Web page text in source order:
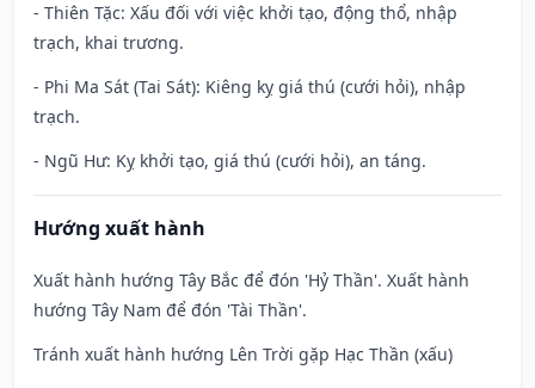
- Thiên Tặc: Xấu đối với việc khởi tạo, động thổ, nhập
trạch, khai trương.
- Phi Ma Sát (Tai Sát): Kiêng kỵ giá thú (cưới hỏi), nhập
trạch.
- Ngũ Hư: Kỵ khởi tạo, giá thú (cưới hỏi), an táng.
Hướng xuất hành
Xuất hành hướng Tây Bắc để đón 'Hỷ Thần'. Xuất hành
hướng Tây Nam để đón 'Tài Thần'.
Tránh xuất hành hướng Lên Trời gặp Hạc Thần (xấu)